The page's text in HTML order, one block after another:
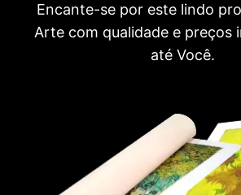
Encante-se por este lindo
Arte com qualidade e preços
até Você.